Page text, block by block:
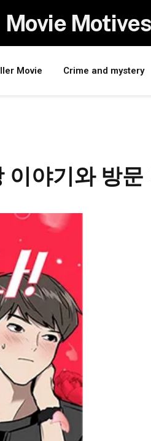
Movie Motives
Movie Crime and mystery
이야기와 방문